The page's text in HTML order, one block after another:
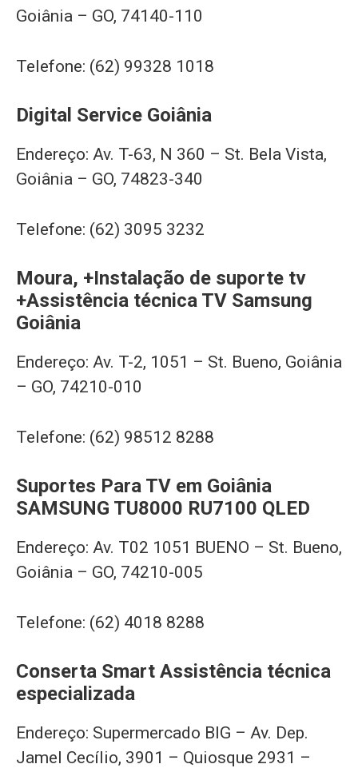
Goiânia – GO, 74140-110
Telefone: (62) 99328 1018
Digital Service Goiânia
Endereço: Av. T-63, N 360 – St. Bela Vista,
Goiânia – GO, 74823-340
Telefone: (62) 3095 3232
Moura, +Instalação de suporte tv
+Assistência técnica TV Samsung
Goiânia
Endereço: Av. T-2, 1051 – St. Bueno, Goiânia
– GO, 74210-010
Telefone: (62) 98512 8288
Suportes Para TV em Goiânia
SAMSUNG TU8000 RU7100 QLED
Endereço: Av. T02 1051 BUENO – St. Bueno,
Goiânia – GO, 74210-005
Telefone: (62) 4018 8288
Conserta Smart Assistência técnica
especializada
Endereço: Supermercado BIG – Av. Dep.
Jamel Cecílio, 3901 – Quiosque 2931 –